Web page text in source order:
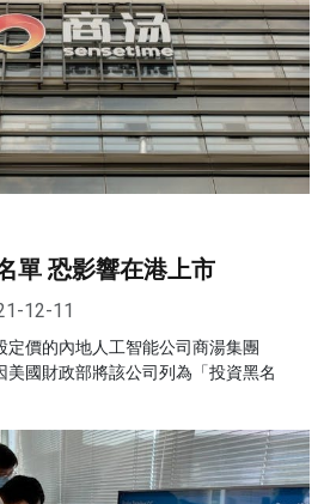
單 恐影響在港上市
12-11
價的內地人工智能公司商湯集團
美國財政部將該公司列為「投資黑名